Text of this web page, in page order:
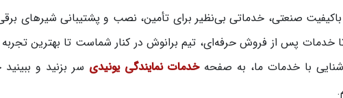
صنعتی، خدماتی بی‌نظیر برای تأمین، نصب و پشتیبانی شیرهای
پس از فروش حرفه‌ای، تیم برانوش در کنار شماست تا بهترین تجربه
با خدمات ما، به صفحهخدمات نمایندگی یونیدی سر بزنید و